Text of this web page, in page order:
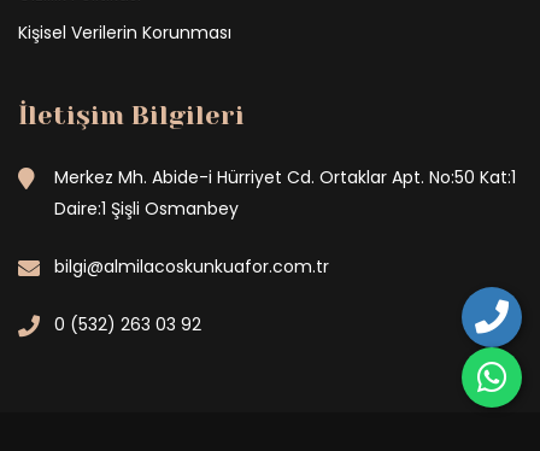
Kişisel Verilerin Korunması
İletişim Bilgileri
Merkez Mh. Abide-i Hürriyet Cd. Ortaklar Apt. No:50 Kat:1
Daire:1 Şişli Osmanbey
bilgi@almilacoskunkuafor.com.tr
0 (532) 263 03 92